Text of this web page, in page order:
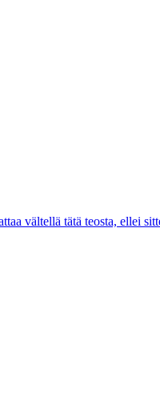
vältellä tätä teosta, ellei